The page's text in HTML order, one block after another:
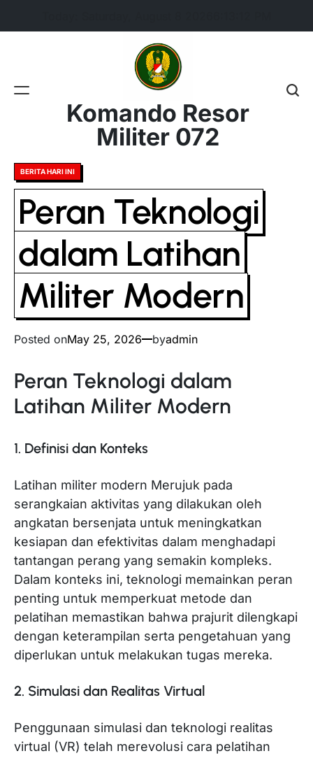
Komando Resor
Militer 072
Posted
in
BERITA HARI INI
Peran Teknologi
dalam Latihan
Militer Modern
Posted onMay 25, 2026 byadmin
Peran Teknologi dalam
Latihan Militer Modern
1. Definisi dan Konteks
Latihan militer modern Merujuk pada
serangkaian aktivitas yang dilakukan oleh
angkatan bersenjata untuk meningkatkan
kesiapan dan efektivitas dalam menghadapi
tantangan perang yang semakin kompleks.
Dalam konteks ini, teknologi memainkan peran
penting untuk memperkuat metode dan
pelatihan memastikan bahwa prajurit dilengkapi
dengan keterampilan serta pengetahuan yang
diperlukan untuk melakukan tugas mereka.
2. Simulasi dan Realitas Virtual
Penggunaan simulasi dan teknologi realitas
virtual (VR) telah merevolusi cara pelatihan